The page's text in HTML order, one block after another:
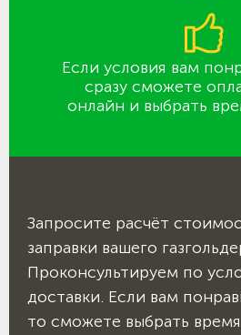
Если условия вам
сразу сможете
онлайн и выбрать
Запросите расчёт
заправки вашего
Проконсультируем по
доставки. Если вам
то сможете выбрать